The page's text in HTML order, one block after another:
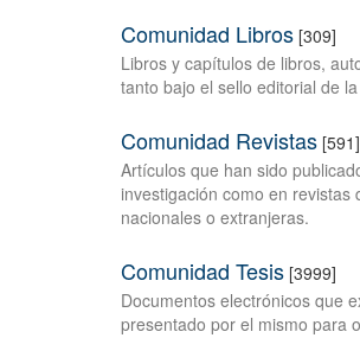
Comunidad Libros [309]
Libros y capítulos de libros,
tanto bajo el sello editorial de
Comunidad Revistas [591]
Artículos que han sido
investigación como en
nacionales o extranjeras.
Comunidad Tesis [3999]
Documentos electrónicos que
presentado por el mismo para